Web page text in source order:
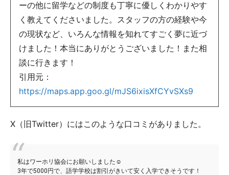
ーの他に留学などの制度も丁寧に優しくわかりやす
く教えてくださいました。スタッフの方の経験や今
の現状など、いろんな情報を知れてすごく夢に近づ
けました！本当にありがとうございました！また相
談に行きます！
引用元：
https://maps.app.goo.gl/mJS6ixisXfCYvSXs9
X（旧Twitter）にはこのような口コミがありました。
私はワーホリ協会にお願いしました☺️
3年で5000円で、語学学校は割引がきいて安く入学できそうです！